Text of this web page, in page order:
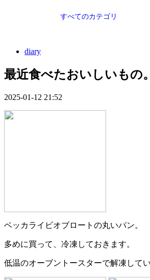
すべてのカテゴリ
diary
最近食べたおいしいもの。
2025-01-12 21:52
ベッカライビオブロートの丸いパン。
多めに買って、冷凍しておきます。
低温のオーブントースターで解凍して